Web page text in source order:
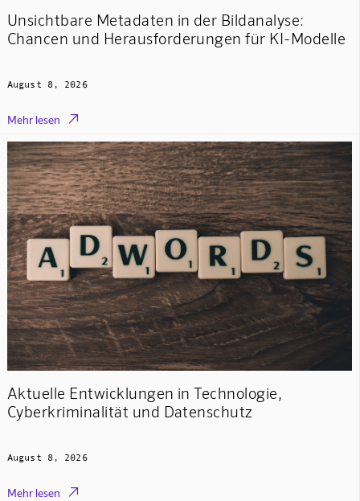
Unsichtbare Metadaten in der Bildanalyse:
Chancen und Herausforderungen für KI-Modelle
August 8, 2026
Mehr lesen 
Aktuelle Entwicklungen in Technologie,
Cyberkriminalität und Datenschutz
August 8, 2026
Mehr lesen 